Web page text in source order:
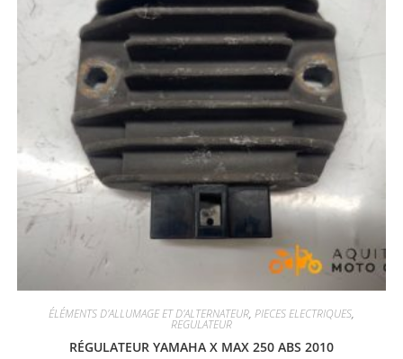
ÉLÉMENTS D'ALLUMAGE ET D'ALTERNATEUR, PIECES ELECTRIQUES,
REGULATEUR
RÉGULATEUR YAMAHA X MAX 250 ABS 2010